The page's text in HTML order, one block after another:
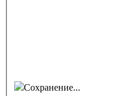
Сохранение...